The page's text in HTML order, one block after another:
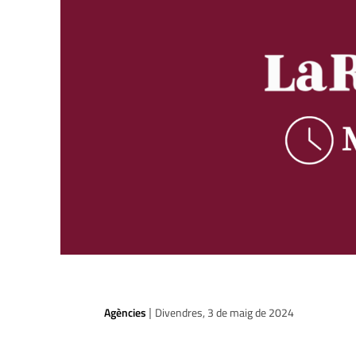
Agències | Divendres, 3 de maig de 2024